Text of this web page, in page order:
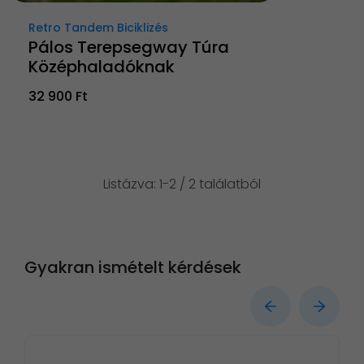
Retro Tandem Biciklizés
Pálos Terepsegway Túra
Középhaladóknak
32 900 Ft
Listázva: 1-2 / 2 találatból
Gyakran ismételt kérdések